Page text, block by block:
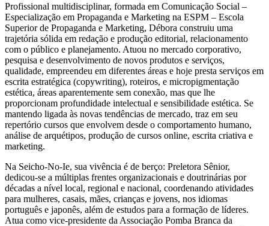
Profissional multidisciplinar, formada em Comunicação Social –
Especialização em Propaganda e Marketing na ESPM – Escola
Superior de Propaganda e Marketing, Débora construiu uma
trajetória sólida em redação e produção editorial, relacionamento
com o público e planejamento. Atuou no mercado corporativo,
pesquisa e desenvolvimento de novos produtos e serviços,
qualidade, empreendeu em diferentes áreas e hoje presta serviços em
escrita estratégica (copywriting), roteiros, e micropigmentação
estética, áreas aparentemente sem conexão, mas que lhe
proporcionam profundidade intelectual e sensibilidade estética. Se
mantendo ligada às novas tendências de mercado, traz em seu
repertório cursos que envolvem desde o comportamento humano,
análise de arquétipos, produção de cursos online, escrita criativa e
marketing.
Na Seicho-No-Ie, sua vivência é de berço: Preletora Sênior,
dedicou-se a múltiplas frentes organizacionais e doutrinárias por
décadas a nível local, regional e nacional, coordenando atividades
para mulheres, casais, mães, crianças e jovens, nos idiomas
português e japonês, além de estudos para a formação de líderes.
Atua como vice-presidente da Associação Pomba Branca da